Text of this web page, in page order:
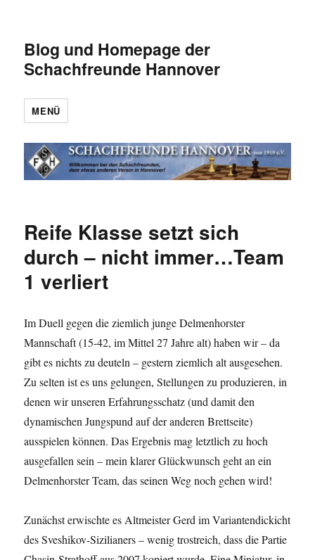
Blog und Homepage der
Schachfreunde Hannover
MENÜ
Reife Klasse setzt sich
durch – nicht immer…Team
1 verliert
Im Duell gegen die ziemlich junge Delmenhorster
Mannschaft (15-42, im Mittel 27 Jahre alt) haben wir – da
gibt es nichts zu deuteln – gestern ziemlich alt ausgesehen.
Zu selten ist es uns gelungen, Stellungen zu produzieren, in
denen wir unseren Erfahrungsschatz (und damit den
dynamischen Jungspund auf der anderen Brettseite)
ausspielen können. Das Ergebnis mag letztlich zu hoch
ausgefallen sein – mein klarer Glückwunsch geht an ein
Delmenhorster Team, das seinen Weg noch gehen wird!
Zunächst erwischte es Altmeister Gerd im Variantendickicht
des Sveshikov-Sizilianers – wenig trostreich, dass die Partie